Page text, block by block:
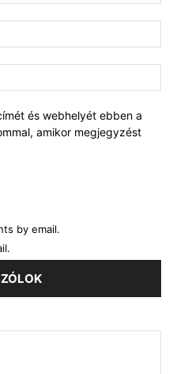
és webhelyét ebben a
amikor megjegyzést
by email.